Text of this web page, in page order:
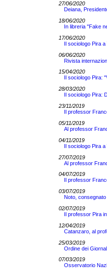
27/06/2020
Deiana,
18/06/2020
In libreria "Fake
17/06/2020
Il sociologo Pira
06/06/2020
Rivista
15/04/2020
Il sociologo
28/03/2020
Il sociologo Pira:
23/11/2019
Il professor
05/11/2019
Al professor
04/11/2019
Il sociologo Pira
27/07/2019
Al professor
04/07/2019
Il professor
03/07/2019
Noto,
02/07/2019
Il professor Pira
12/04/2019
Catanzaro, al
25/03/2019
Ordine dei
07/03/2019
Osservatorio